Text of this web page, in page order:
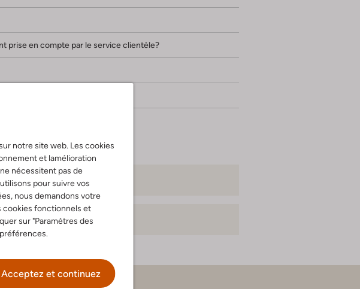
notre site web. Les cookies
et lamélioration
nécessitent pas de
pour suivre vos
nous demandons votre
cookies fonctionnels et
sur "Paramètres des
Acceptez et continuez
prise en compte par le service clientèle?
sous 1 jour ouvrable*
sous 5 jours ouvrables*